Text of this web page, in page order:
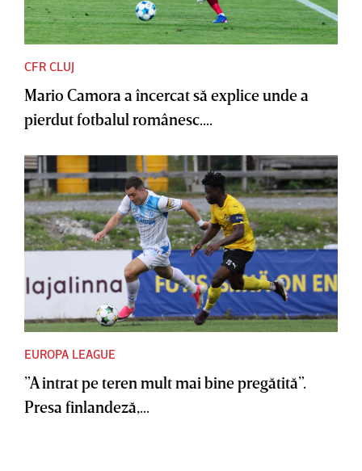
CFR CLUJ
Mario Camora a încercat să explice unde a
pierdut fotbalul românesc....
EUROPA LEAGUE
”A intrat pe teren mult mai bine pregătită”.
Presa finlandeză,...